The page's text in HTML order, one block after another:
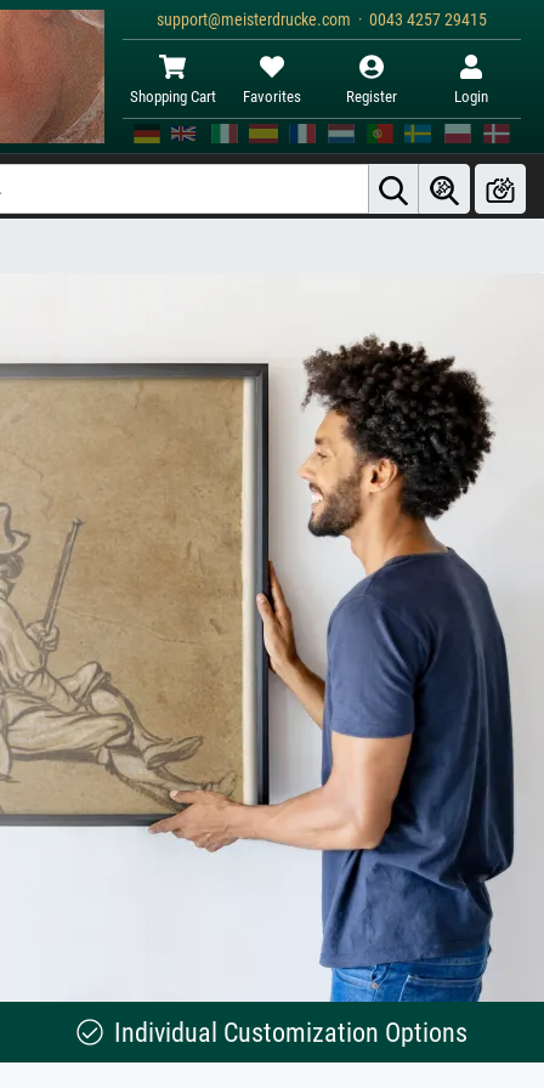
support@meisterdrucke.com · 0043 4257 29415
Shopping Cart Favorites Register Login
Individual Customization Options